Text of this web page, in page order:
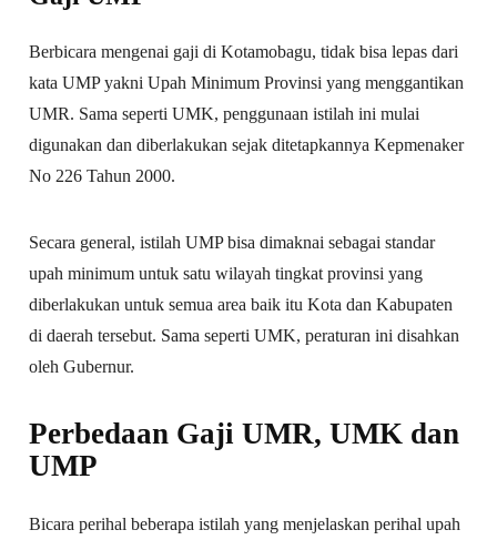
Berbicara mengenai gaji di Kotamobagu, tidak bisa lepas dari
kata UMP yakni Upah Minimum Provinsi yang menggantikan
UMR. Sama seperti UMK, penggunaan istilah ini mulai
digunakan dan diberlakukan sejak ditetapkannya Kepmenaker
No 226 Tahun 2000.
Secara general, istilah UMP bisa dimaknai sebagai standar
upah minimum untuk satu wilayah tingkat provinsi yang
diberlakukan untuk semua area baik itu Kota dan Kabupaten
di daerah tersebut. Sama seperti UMK, peraturan ini disahkan
oleh Gubernur.
Perbedaan Gaji UMR, UMK dan
UMP
Bicara perihal beberapa istilah yang menjelaskan perihal upah